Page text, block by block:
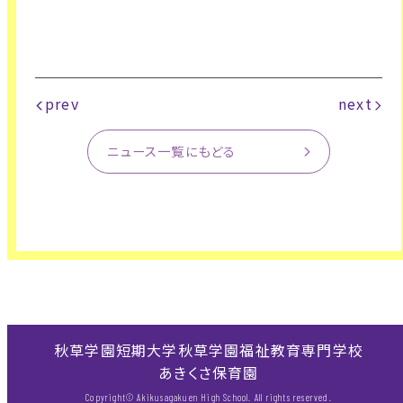
prev next
ニュース一覧にもどる
秋草学園短期大学秋草学園福祉教育専門学校
あきくさ保育園
Copyright© Akikusagakuen High School. All rights reserved.